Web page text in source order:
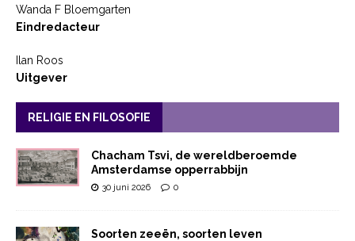
Wanda F Bloemgarten
Eindredacteur
Ilan Roos
Uitgever
RELIGIE EN FILOSOFIE
Chacham Tsvi, de wereldberoemde
Amsterdamse opperrabbijn
30 juni 2026 0
Soorten zeeën, soorten leven